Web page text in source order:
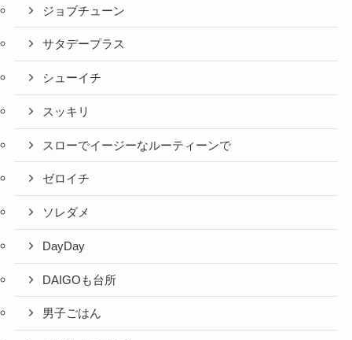
ジョブチューン
サタデープラス
シューイチ
スッキリ
スローでイージーなルーティーンで
ゼロイチ
ソレダメ
DayDay
DAIGOも台所
男子ごはん